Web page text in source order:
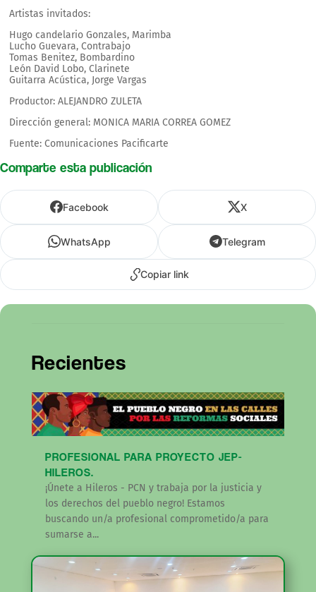
Artistas invitados:
Hugo candelario Gonzales, Marimba
Lucho Guevara, Contrabajo
Tomas Benitez, Bombardino
León David Lobo, Clarinete
Guitarra Acústica, Jorge Vargas
Productor: ALEJANDRO ZULETA
Dirección general: MONICA MARIA CORREA GOMEZ
Fuente: Comunicaciones Pacificarte
Comparte esta publicación
Facebook X
WhatsApp Telegram
Copiar link
Recientes
PROFESIONAL PARA PROYECTO JEP-
HILEROS.
¡Únete a Hileros - PCN y trabaja por la justicia y
los derechos del pueblo negro! Estamos
buscando un/a profesional comprometido/a para
sumarse a...